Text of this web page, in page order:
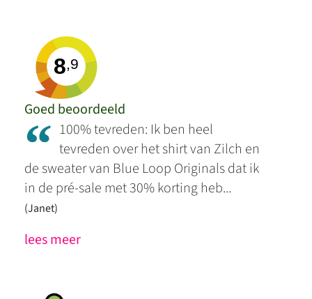
8,9
Goed beoordeeld
“ 100% tevreden: Ik ben heel
tevreden over het shirt van Zilch en
de sweater van Blue Loop Originals dat ik
in de pré-sale met 30% korting heb...
(Janet)
lees meer